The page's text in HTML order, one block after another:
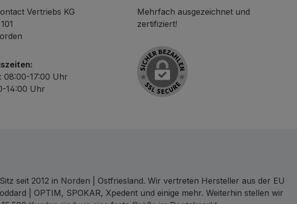
Vertriebs KG
08:00-17:00 Uhr
14:00 Uhr
Mehrfach ausgezeichnet und
zertifiziert!
seit 2012 in Norden | Ostfriesland. Wir vertreten Hersteller aus der EU
| OPTIM, SPOKAR, Xpedent und einige mehr. Weiterhin stellen wir